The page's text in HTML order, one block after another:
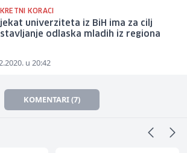
KORACI
univerziteta iz BiH ima za cilj
odlaska mladih iz regiona
u 20:42
KOMENTARI (7)